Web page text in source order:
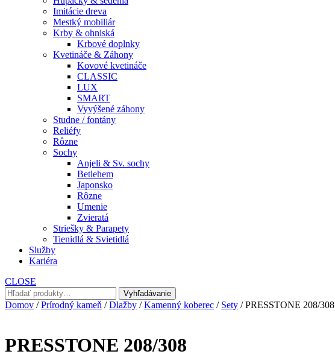
Imitácie dreva
Mestký mobiliár
Krby & ohniská
Krbové doplnky
Kvetináče & Záhony
Kovové kvetináče
CLASSIC
LUX
SMART
Vyvýšené záhony
Studne / fontány
Reliéfy
Rôzne
Sochy
Anjeli & Sv. sochy
Betlehem
Japonsko
Rôzne
Umenie
Zvieratá
Striešky & Parapety
Tienidlá & Svietidlá
Služby
Kariéra
CLOSE
Hľadať:
Vyhľadávanie
Domov /Prírodný kameň /Dlažby /Kamenný koberec / Sety / PRESSTONE 208/308
PRESSTONE 208/308